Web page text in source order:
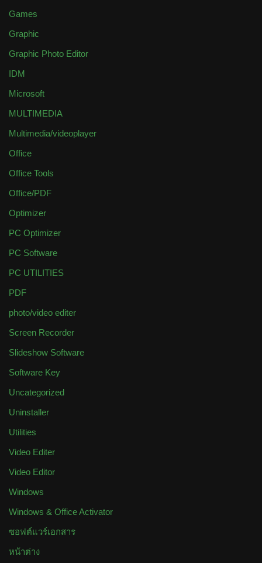
Games
Graphic
Graphic Photo Editor
IDM
Microsoft
MULTIMEDIA
Multimedia/videoplayer
Office
Office Tools
Office/PDF
Optimizer
PC Optimizer
PC Software
PC UTILITIES
PDF
photo/video editer
Screen Recorder
Slideshow Software
Software Key
Uncategorized
Uninstaller
Utilities
Video Editer
Video Editor
Windows
Windows & Office Activator
ซอฟต์แวร์เอกสาร
หน้าต่าง